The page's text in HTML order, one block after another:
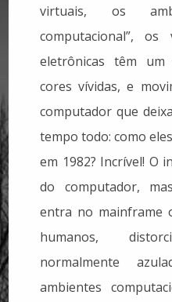
virtuais, os
computacional”, os
eletrônicas têm um
cores vívidas, e
computador que
tempo todo: como
em 1982? Incrível! O
do computador,
entra no mainframe
humanos,
normalmente
ambientes